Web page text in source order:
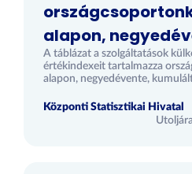
alapon,
A táblázat a szolgáltatások
értékindexeit tartalmazza
alapon, negyedévente,
Központi Statisztikai Hivatal